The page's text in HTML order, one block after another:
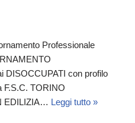
Professionale
DISOCCUPATI con profilo
F.S.C. TORINO
EDILIZIA… Leggi tutto »